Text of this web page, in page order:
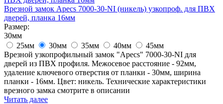
Врезной замок Apecs 7000-30-NI (никель) узкопроф. для ПВХ
дверей, планка 16мм
Размер:
30мм
25мм
30мм 35мм 40мм
45мм
Врезной узкопрофильный замок "Apecs" 7000-30-NI для
дверей из ПВХ профиля. Межосевое расстояние - 92мм,
удаление ключевого отверстия от планки - 30мм, ширина
планки - 16мм. Цвет: никель. Технические характеристики
врезного замка смотрите в описании
Читать далее